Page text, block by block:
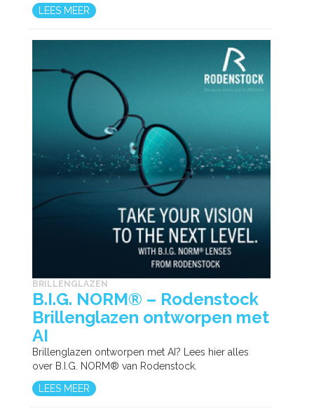
LEES MEER
BRILLENGLAZEN
B.I.G. NORM® – Rodenstock
Brillenglazen ontworpen met
AI
Brillenglazen ontworpen met AI? Lees hier alles
over B.I.G. NORM® van Rodenstock.
LEES MEER